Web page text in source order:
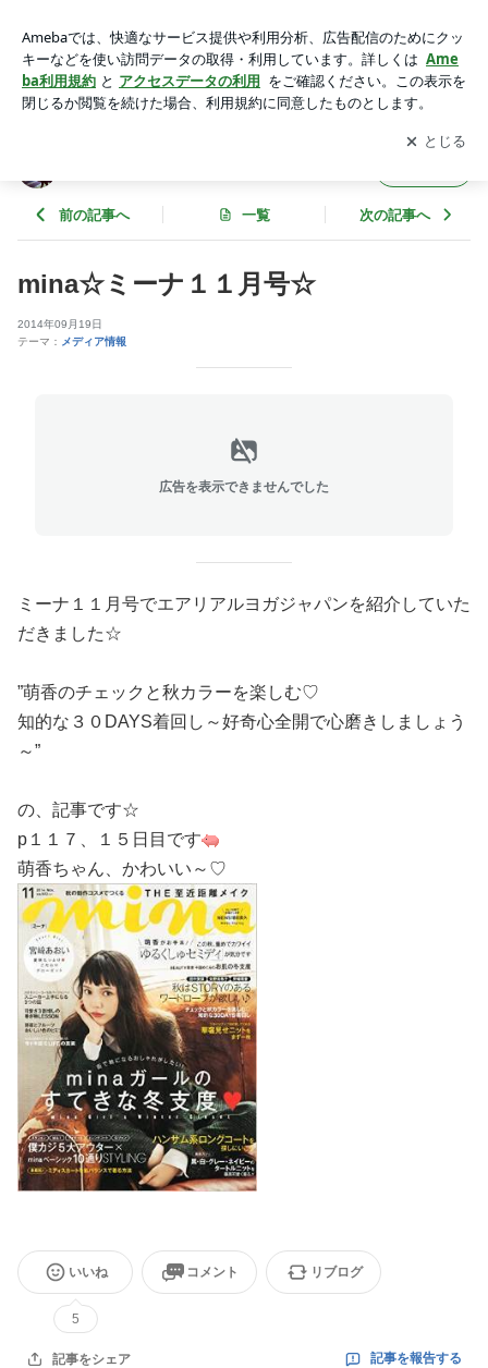
のブログアプリをダウンロードして ブログの更新通知
を受け取りまし
ょう。
開く
前の記事へ 一覧 次の記事へ
mina☆ミーナ１１月号☆
2014年09月19日
テーマ： メディア情報
広告を表示できませんでした
ミーナ１１月号でエアリアルヨガジャパンを紹介していた
だきました☆
”萌香のチェックと秋カラーを楽しむ♡
知的な３０DAYS着回し～好奇心全開で心磨きしましょう
～”
の、記事です☆
p１１７、１５日目です
萌香ちゃん、かわいい～♡
いいね
5
コメント リブログ
記事をシェア 記事を報告する